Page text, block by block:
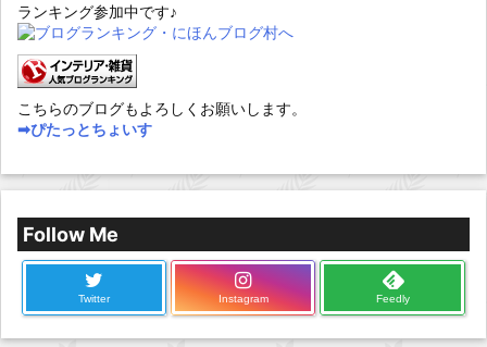
ランキング参加中です♪
こちらのブログもよろしくお願いします。
➡︎ぴたっとちょいす
Follow Me
Twitter Instagram Feedly